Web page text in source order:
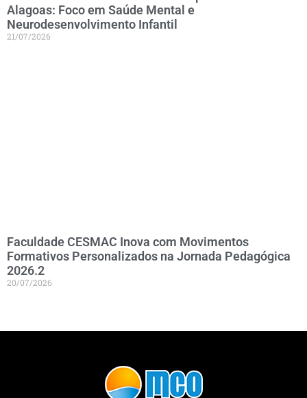
Alagoas: Foco em Saúde Mental e
Neurodesenvolvimento Infantil
21/07/2026
Faculdade CESMAC Inova com Movimentos
Formativos Personalizados na Jornada Pedagógica
2026.2
20/07/2026